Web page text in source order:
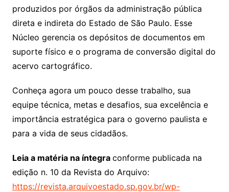
produzidos por órgãos da administração pública
direta e indireta do Estado de São Paulo. Esse
Núcleo gerencia os depósitos de documentos em
suporte físico e o programa de conversão digital do
acervo cartográfico.
Conheça agora um pouco desse trabalho, sua
equipe técnica, metas e desafios, sua excelência e
importância estratégica para o governo paulista e
para a vida de seus cidadãos.
Leia a matéria na íntegra conforme publicada na
edição n. 10 da Revista do Arquivo:
https://revista.arquivoestado.sp.gov.br/wp-